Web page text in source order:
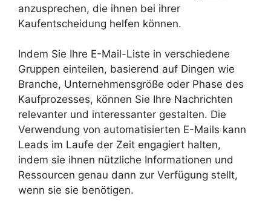
anzusprechen, die ihnen bei ihrer
Kaufentscheidung helfen können.
Indem Sie Ihre E-Mail-Liste in verschiedene
Gruppen einteilen, basierend auf Dingen wie
Branche, Unternehmensgröße oder Phase des
Kaufprozesses, können Sie Ihre Nachrichten
relevanter und interessanter gestalten. Die
Verwendung von automatisierten E-Mails kann
Leads im Laufe der Zeit engagiert halten,
indem sie ihnen nützliche Informationen und
Ressourcen genau dann zur Verfügung stellt,
wenn sie sie benötigen.